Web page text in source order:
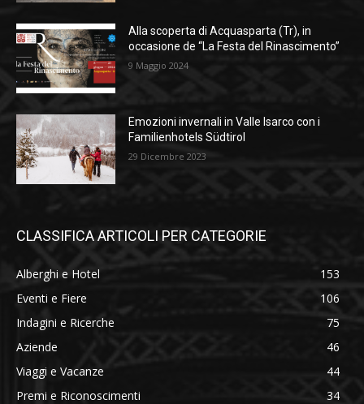
Alla scoperta di Acquasparta (Tr), in
occasione de “La Festa del Rinascimento”
9 Maggio 2024
Emozioni invernali in Valle Isarco con i
Familienhotels Südtirol
29 Dicembre 2023
CLASSIFICA ARTICOLI PER CATEGORIE
Alberghi e Hotel
153
Eventi e Fiere
106
Indagini e Ricerche
75
Aziende
46
Viaggi e Vacanze
44
Premi e Riconoscimenti
34